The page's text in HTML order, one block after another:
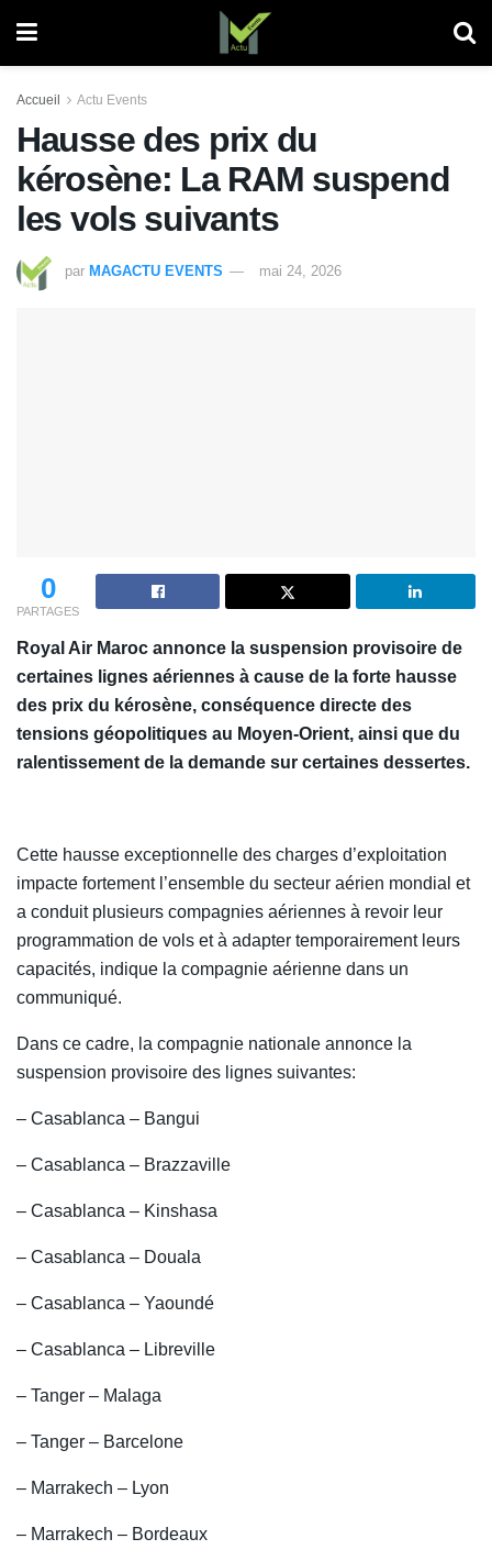
Accueil Actu Events
Hausse des prix du
kérosène: La RAM suspend
les vols suivants
par MAGACTU EVENTS mai 24, 2026
0
PARTAGES
Royal Air Maroc annonce la suspension provisoire de
certaines lignes aériennes à cause de la forte hausse
des prix du kérosène, conséquence directe des
tensions géopolitiques au Moyen-Orient, ainsi que du
ralentissement de la demande sur certaines dessertes.
Cette hausse exceptionnelle des charges d’exploitation
impacte fortement l’ensemble du secteur aérien mondial et
a conduit plusieurs compagnies aériennes à revoir leur
programmation de vols et à adapter temporairement leurs
capacités, indique la compagnie aérienne dans un
communiqué.
Dans ce cadre, la compagnie nationale annonce la
suspension provisoire des lignes suivantes:
– Casablanca – Bangui
– Casablanca – Brazzaville
– Casablanca – Kinshasa
– Casablanca – Douala
– Casablanca – Yaoundé
– Casablanca – Libreville
– Tanger – Malaga
– Tanger – Barcelone
– Marrakech – Lyon
– Marrakech – Bordeaux